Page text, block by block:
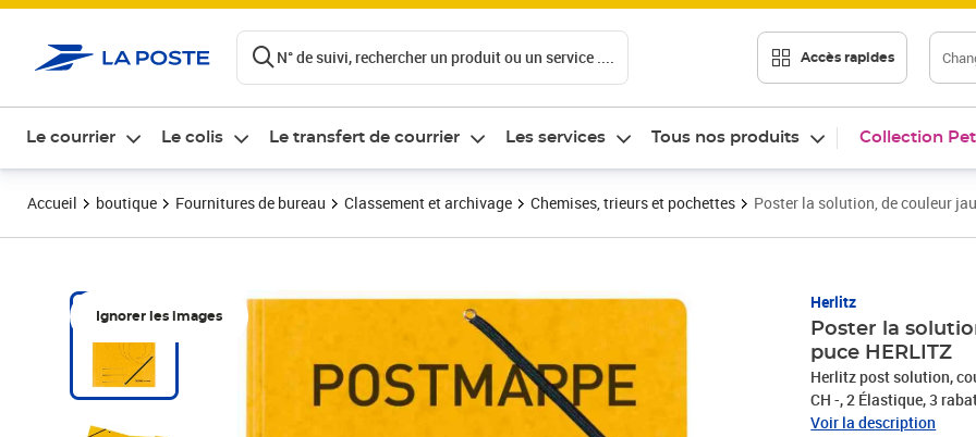
N° de suivi, rechercher un produit ou un service .... Accès rapides
Le courrier Le colis Le transfert de courrier Les services Tous nos produits Collection
Accueil boutique Fournitures de bureau Classement et archivage Chemises, trieurs et pochettes Poster la solution, de couleur
Ignorer les images
Herlitz
Poster la
puce HERLITZ
Herlitz post solution,
CH -, 2 Élastique, 3
Voir la description
Prix 4,08€